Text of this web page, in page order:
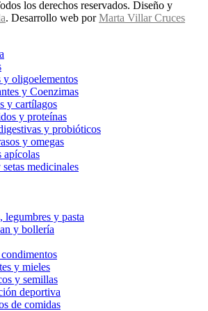
los derechos reservados. Diseño y
. Desarrollo web porMarta Villar Cruces
y oligoelementos
y Coenzimas
y cartílagos
y proteínas
y probióticos
y omegas
apícolas
medicinales
legumbres y pasta
y bollería
y mieles
y semillas
deportiva
de comidas